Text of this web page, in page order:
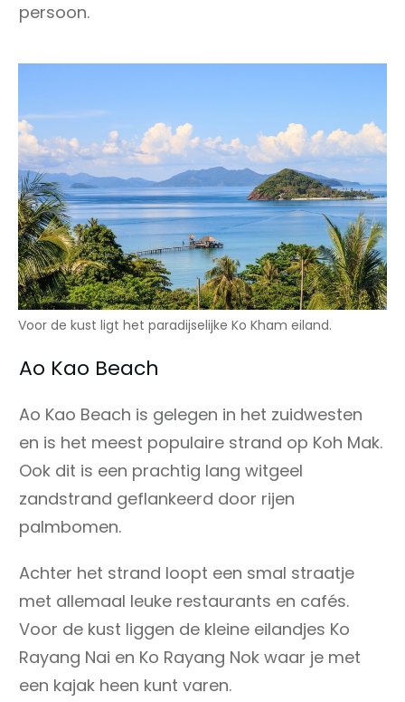
persoon.
Voor de kust ligt het paradijselijke Ko Kham eiland.
Ao Kao Beach
Ao Kao Beach is gelegen in het zuidwesten
en is het meest populaire strand op Koh Mak.
Ook dit is een prachtig lang witgeel
zandstrand geflankeerd door rijen
palmbomen.
Achter het strand loopt een smal straatje
met allemaal leuke restaurants en cafés.
Voor de kust liggen de kleine eilandjes Ko
Rayang Nai en Ko Rayang Nok waar je met
een kajak heen kunt varen.